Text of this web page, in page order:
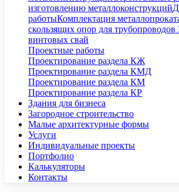
изготовлению металлоконструкций
работыКомплектация
скользящих опор для трубопроводов
винтовых свай
Проектные работы
Проектирование раздела КЖ
Проектирование раздела КМД
Проектирование раздела КМ
Проектирование раздела КР
Здания для бизнеса
Загородное строительство
Малые архитектурные формы
Услуги
Индивидуальные проекты
Портфолио
Калькуляторы
Контакты